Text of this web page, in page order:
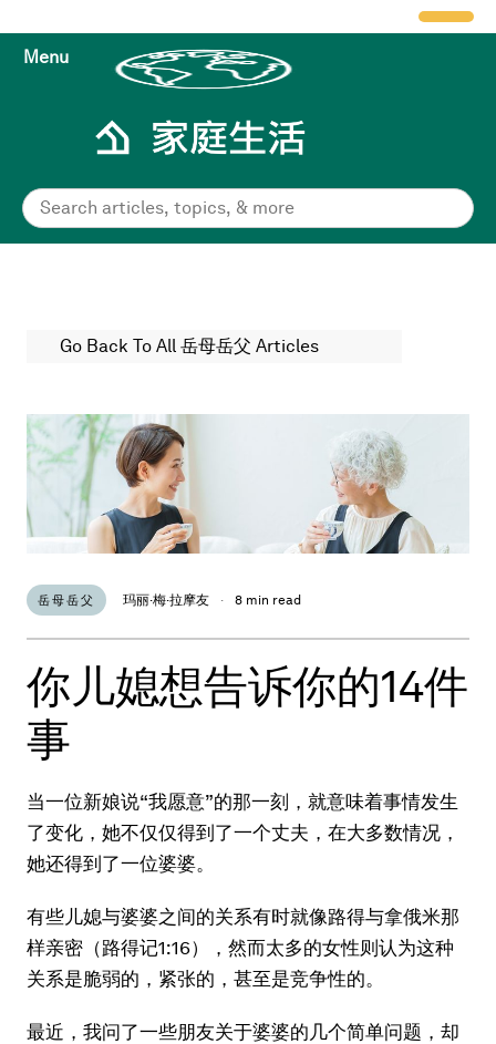
Menu
Go Back To All 岳母岳父 Articles
岳母岳父 玛丽·梅·拉摩友 · 8 min read
你儿媳想告诉你的14件
事
当一位新娘说“我愿意”的那一刻，就意味着事情发生
了变化，她不仅仅得到了一个丈夫，在大多数情况，
她还得到了一位婆婆。
有些儿媳与婆婆之间的关系有时就像路得与拿俄米那
样亲密（路得记1:16），然而太多的女性则认为这种
关系是脆弱的，紧张的，甚至是竞争性的。
最近，我问了一些朋友关于婆婆的几个简单问题，却